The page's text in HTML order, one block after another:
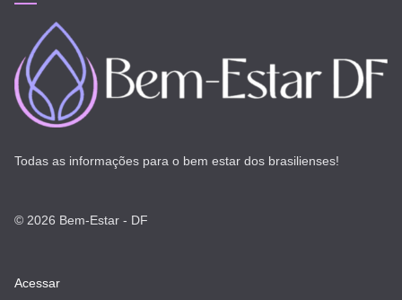
Todas as informações para o bem estar dos brasilienses!
© 2026 Bem-Estar - DF
Acessar